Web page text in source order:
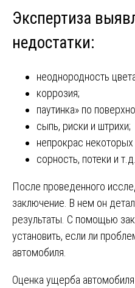
Экспертиза
недостатки:
неоднородность
коррозия;
паутинка» по
сыпь, риски и штрихи;
непрокрас
сорность, потеки и т.д.
После проведенного
заключение. В нем он
результаты. С помощью
установить, если ли
автомобиля.
Навигация
Оценка ущерба автомобиля